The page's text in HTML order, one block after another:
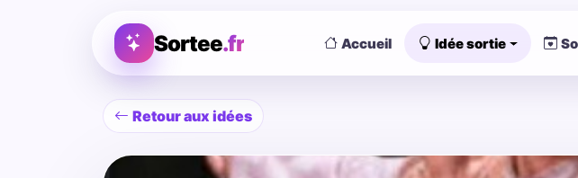
Sortee.fr Accueil Idée sortie
Retour aux idées